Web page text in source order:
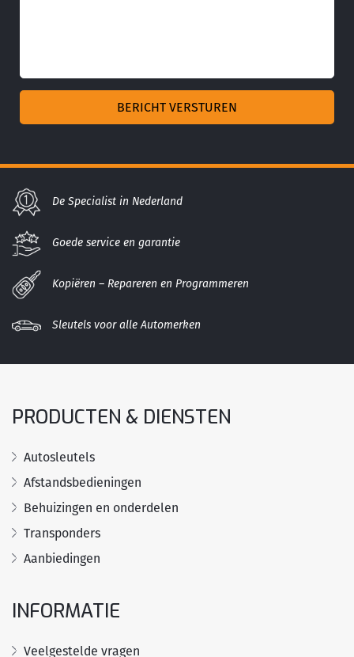
De Specialist in Nederland
Goede service en garantie
Kopiëren – Repareren en Programmeren
Sleutels voor alle Automerken
PRODUCTEN & DIENSTEN
Autosleutels
Afstandsbedieningen
Behuizingen en onderdelen
Transponders
Aanbiedingen
INFORMATIE
Veelgestelde vragen